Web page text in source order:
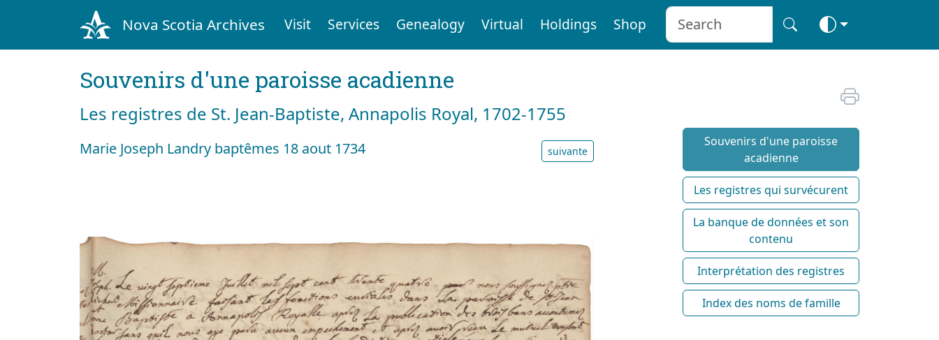
Nova Scotia Archives Visit Services Genealogy Virtual Holdings Shop
Souvenirs d'une paroisse acadienne
Les registres de St. Jean-Baptiste, Annapolis Royal, 1702-1755
Marie Joseph Landry baptêmes 18 aout 1734 suivante
Souvenirs d'une paroisse
acadienne
Les registres qui survécurent
La banque de données et son
contenu
Interprétation des registres
Index des noms de famille